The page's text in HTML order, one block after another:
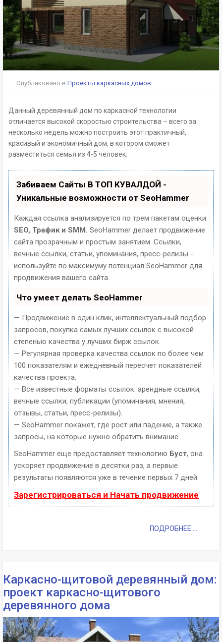
Опубликовано в Проекты каркасных домов
Данный деревянный дом по каркасной технологии
отличается высокой скоростью строительства – всего за
несколько недель можно построить этот практичный,
красивый и экономичный дом, в котором сможет
разместиться семья из 4-5 человек.
Забиваем Сайты В ТОП КУВАЛДОЙ -
Уникальные возможности от SeoHammer
Каждая ссылка анализируется по трем пакетам оценки:
SEO, Трафик и SMM. SeoHammer делает продвижение
сайта прозрачным и простым занятием. Ссылки,
вечные ссылки, статьи, упоминания, пресс-релизы -
используйте по максимуму потенциал SeoHammer для
продвижения вашего сайта.
Что умеет делать SeoHammer
— Продвижение в один клик, интеллектуальный подбор
запросов, покупка самых лучших ссылок с высокой
степенью качества у лучших бирж ссылок.
— Регулярная проверка качества ссылок по более чем
100 показателям и ежедневный пересчет показателей
качества проекта.
— Все известные форматы ссылок: арендные ссылки,
вечные ссылки, публикации (упоминания, мнения,
отзывы, статьи, пресс-релизы).
— SeoHammer покажет, где рост или падение, а также
запросы, на которые нужно обратить внимание.
SeoHammer еще предоставляет технологию Буст, она
ускоряет продвижение в десятки раз, а первые
результаты появляются уже в течение первых 7 дней.
Зарегистрироваться и Начать продвижение
ПОДРОБНЕЕ ...
Каркасно-щитовой деревянный дом:
проект каркасно-щитового
деревянного дома